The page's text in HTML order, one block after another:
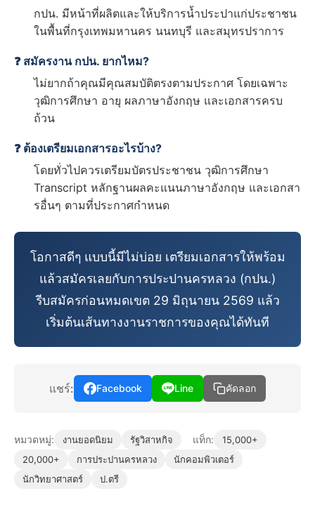
กปน. มีหน้าที่ผลิตและให้บริการน้ำประปาแก่ประชาชน
ในพื้นที่กรุงเทพมหานคร นนทบุรี และสมุทรปราการ
❓ สมัครงาน กปน. ยากไหม?
ไม่ยากถ้าคุณมีคุณสมบัติตรงตามประกาศ โดยเฉพาะ
วุฒิการศึกษา อายุ ผลภาษาอังกฤษ และเอกสารครบ
ถ้วน
❓ ต้องเตรียมเอกสารอะไรบ้าง?
โดยทั่วไปควรเตรียมบัตรประชาชน วุฒิการศึกษา
Transcript หลักฐานผลคะแนนภาษาอังกฤษ และเอกสา
รอื่นๆ ตามที่ประกาศกำหนด
โอกาสดีๆ แบบนี้มีไม่บ่อย เตรียมเอกสารให้พร้อม
แล้วสมัครเลยกับการประปานครหลวง (กปน.)
รีบสมัครก่อนหมดเขต 29 มิถุนายน 2569 แล้ว
เริ่มต้นเส้นทางงานราชการของคุณได้ทันที
แชร์: Facebook Line คัดลอก
หมวดหมู่: งานยอดนิยม รัฐวิสาหกิจ แท็ก:
15,000+
20,000+
การประปานครหลวง
นักคอมพิวเตอร์
นักวิทยาศาสตร์
ป.ตรี